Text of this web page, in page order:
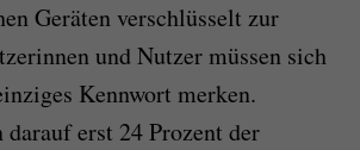
Geräten verschlüsselt zur
und Nutzer müssen sich
Kennwort merken.
erst 24 Prozent der